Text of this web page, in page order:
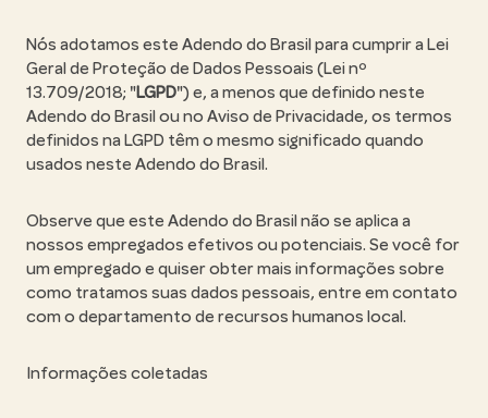
Nós adotamos este Adendo do Brasil para cumprir a Lei
Geral de Proteção de Dados Pessoais (Lei nº
13.709/2018; "LGPD") e, a menos que definido neste
Adendo do Brasil ou no Aviso de Privacidade, os termos
definidos na LGPD têm o mesmo significado quando
usados neste Adendo do Brasil.
Observe que este Adendo do Brasil não se aplica a
nossos empregados efetivos ou potenciais. Se você for
um empregado e quiser obter mais informações sobre
como tratamos suas dados pessoais, entre em contato
com o departamento de recursos humanos local.
Informações coletadas